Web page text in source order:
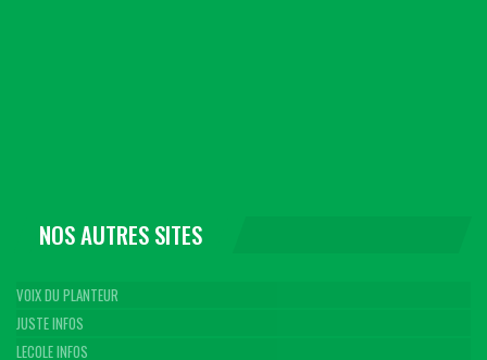
NOS AUTRES SITES
VOIX DU PLANTEUR
JUSTE INFOS
LECOLE INFOS